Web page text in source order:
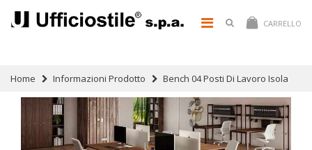
CARRELLO
Home Informazioni Prodotto Bench 04 Posti Di Lavoro Isola